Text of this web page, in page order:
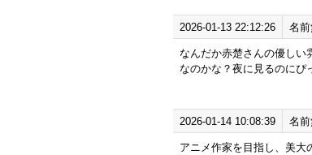
2026-01-13 22:12:26 名前
なんだか赤楚さんの優しい
なのかな？夜に見るのにぴ
2026-01-14 10:08:39 名前
アニメ作家を目指し、美大